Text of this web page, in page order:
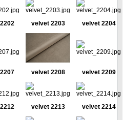
velvet 2203 velvet 2204
velvet 2208 velvet 2209
velvet 2213 velvet 2214